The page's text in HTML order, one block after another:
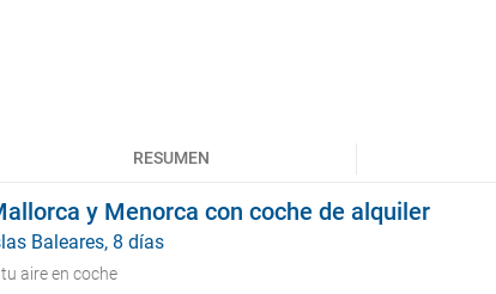
RESUMEN
y Menorca con coche de alquiler
Baleares, 8 días
aire en coche